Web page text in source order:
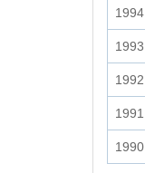
1994
1993
1992
1991
1990